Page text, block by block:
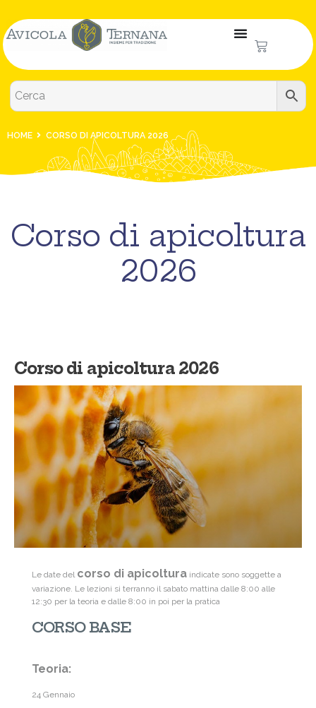
HOME CORSO DI APICOLTURA 2026
Corso di apicoltura
2026
Corso di apicoltura 2026
Le date del corso di apicoltura indicate sono soggette a
variazione. Le lezioni si terranno il sabato mattina dalle 8:00 alle
12:30 per la teoria e dalle 8:00 in poi per la pratica
CORSO BASE
Teoria:
24 Gennaio